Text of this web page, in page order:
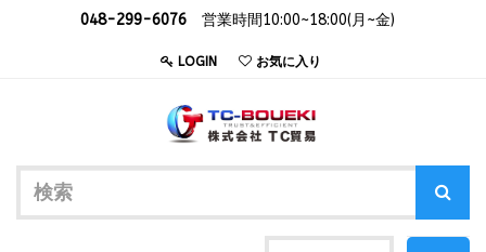
048-299-6076 営業時間10:00~18:00(月~金)
LOGIN お気に入り